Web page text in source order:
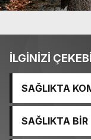
İLGİNİZİ
SAĞLIKTA
İŞİTME
SAĞLIKTA BİR
TACİRLİĞİ